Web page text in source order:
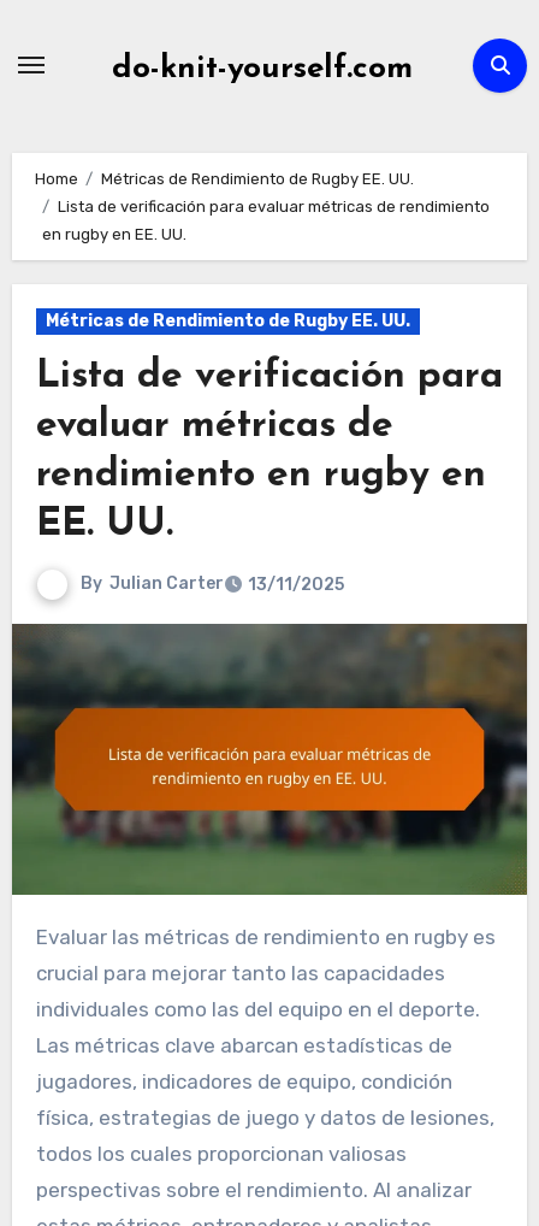
do-knit-yourself.com
Home
Métricas de Rendimiento de Rugby EE. UU.
Lista de verificación para evaluar métricas de rendimiento
en rugby en EE. UU.
Métricas de Rendimiento de Rugby EE. UU.
Lista de verificación para
evaluar métricas de
rendimiento en rugby en
EE. UU.
By Julian Carter 13/11/2025
Evaluar las métricas de rendimiento en rugby es
crucial para mejorar tanto las capacidades
individuales como las del equipo en el deporte.
Las métricas clave abarcan estadísticas de
jugadores, indicadores de equipo, condición
física, estrategias de juego y datos de lesiones,
todos los cuales proporcionan valiosas
perspectivas sobre el rendimiento. Al analizar